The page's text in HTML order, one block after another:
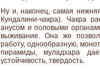
Ну и, наконец, самая
Кундалини-чакра). Чакра
анусом и половыми
выживание. Она же
работу, однообразную,
пирамиды, муладхара
устойчивость, твердость.